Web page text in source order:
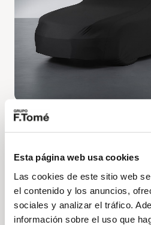
Esta página web usa cookies
Las cookies de este sitio web
el contenido y los anuncios,
sociales y analizar el tráfico.
información sobre el uso que
Volkswagen Caddy
Maxi California 2.0 TDI
122cv
DESCÚBRELO